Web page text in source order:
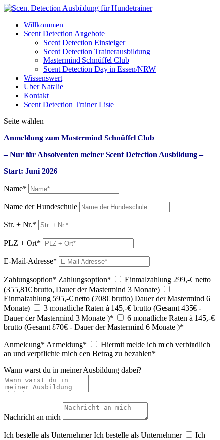
Willkommen
Scent Detection Angebote
Scent Detection Einsteiger
Scent Detection Trainerausbildung
Mastermind Schnüffel Club
Scent Detection Day in Essen/NRW
Wissenswert
Über Natalie
Kontakt
Scent Detection Trainer Liste
Seite wählen
Anmeldung zum Mastermind Schnüffel Club
– Nur für Absolventen meiner Scent Detection Ausbildung –
Start: Juni 2026
Name*
Name der Hundeschule
Str. + Nr.*
PLZ + Ort*
E-Mail-Adresse*
Zahlungsoption* Zahlungsoption*
Einmalzahlung 299,-€ netto
(355,81€ brutto, Dauer der Mastermind 3 Monate)
Einmalzahlung 595,-€ netto (708€ brutto) Dauer der Mastermind 6
Monate)
3 monatliche Raten à 145,-€ brutto (Gesamt 435€ -
Dauer der Mastermind 3 Monate )*
6 monatliche Raten à 145,-€
brutto (Gesamt 870€ - Dauer der Mastermind 6 Monate )*
Anmeldung* Anmeldung*
Hiermit melde ich mich verbindlich
an und verpflichte mich den Betrag zu bezahlen*
Wann warst du in meiner Ausbildung dabei?
Nachricht an mich
Ich bestelle als Unternehmer Ich bestelle als Unternehmer
Ich